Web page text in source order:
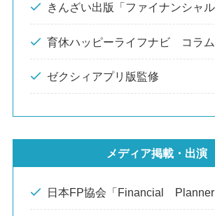
きんざい出版「ファイナンシャ
育休ハッピーライフナビ コラ
ゼクシィアプリ版監修
メディア掲載・出演
日本FP協会「Financial Planner